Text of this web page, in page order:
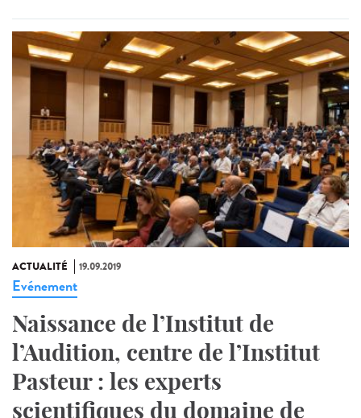
ACTUALITÉ 19.09.2019
Evénement
Naissance de l’Institut de
l’Audition, centre de l’Institut
Pasteur : les experts
scientifiques du domaine de